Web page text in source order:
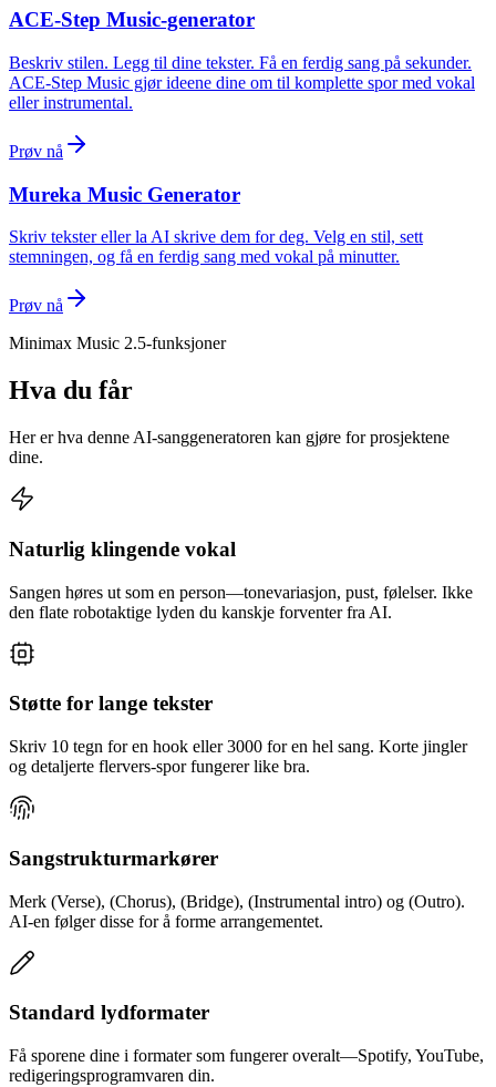
ACE-Step Music-generator
Beskriv stilen. Legg til dine tekster. Få en ferdig sang på sekunder.
ACE-Step Music gjør ideene dine om til komplette spor med vokal
eller instrumental.
Prøv nå
Mureka Music Generator
Skriv tekster eller la AI skrive dem for deg. Velg en stil, sett
stemningen, og få en ferdig sang med vokal på minutter.
Prøv nå
Minimax Music 2.5-funksjoner
Hva du får
Her er hva denne AI-sanggeneratoren kan gjøre for prosjektene
dine.
Naturlig klingende vokal
Sangen høres ut som en person—tonevariasjon, pust, følelser. Ikke
den flate robotaktige lyden du kanskje forventer fra AI.
Støtte for lange tekster
Skriv 10 tegn for en hook eller 3000 for en hel sang. Korte jingler
og detaljerte flervers-spor fungerer like bra.
Sangstrukturmarkører
Merk (Verse), (Chorus), (Bridge), (Instrumental intro) og (Outro).
AI-en følger disse for å forme arrangementet.
Standard lydformater
Få sporene dine i formater som fungerer overalt—Spotify, YouTube,
redigeringsprogramvaren din.